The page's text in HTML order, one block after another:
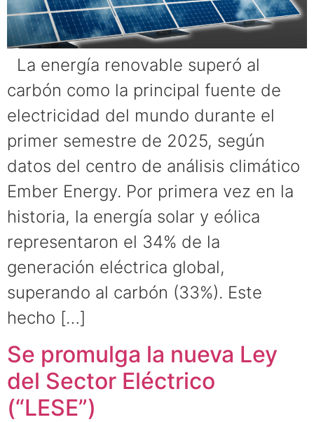
La energía renovable superó al
carbón como la principal fuente de
electricidad del mundo durante el
primer semestre de 2025, según
datos del centro de análisis climático
Ember Energy. Por primera vez en la
historia, la energía solar y eólica
representaron el 34% de la
generación eléctrica global,
superando al carbón (33%). Este
hecho […]
Se promulga la nueva Ley
del Sector Eléctrico
(“LESE”)